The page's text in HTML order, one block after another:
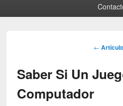
Post
←
Saber Si Un
Computador